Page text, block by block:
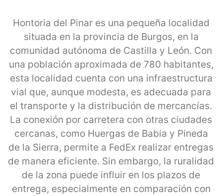
Hontoria del Pinar es una pequeña localidad
situada en la provincia de Burgos, en la
comunidad autónoma de Castilla y León. Con
una población aproximada de 780 habitantes,
esta localidad cuenta con una infraestructura
vial que, aunque modesta, es adecuada para
el transporte y la distribución de mercancías.
La conexión por carretera con otras ciudades
cercanas, como Huergas de Babia y Pineda
de la Sierra, permite a FedEx realizar entregas
de manera eficiente. Sin embargo, la ruralidad
de la zona puede influir en los plazos de
entrega, especialmente en comparación con